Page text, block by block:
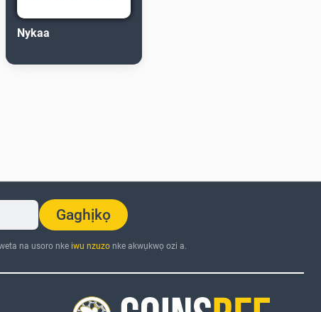
Nykaa
Gaghịkọ
na usoro nke iwu nzuzonke akwụkwọ ozi a.